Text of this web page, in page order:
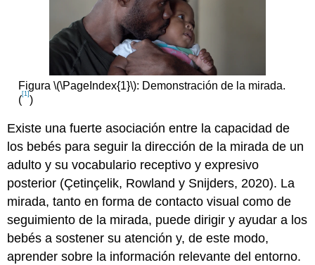
Figura \(\PageIndex{1}\): Demonstración de la mirada.
([1] )
Existe una fuerte asociación entre la capacidad de
los bebés para seguir la dirección de la mirada de un
adulto y su vocabulario receptivo y expresivo
posterior (Çetinçelik, Rowland y Snijders, 2020). La
mirada, tanto en forma de contacto visual como de
seguimiento de la mirada, puede dirigir y ayudar a los
bebés a sostener su atención y, de este modo,
aprender sobre la información relevante del entorno.